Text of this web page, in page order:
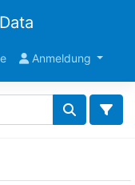
Anmeldung